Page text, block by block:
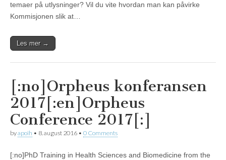
temaer på utlysninger? Vil du vite hvordan man kan påvirke
Kommisjonen slik at…
Les mer →
[:no]Orpheus konferansen
2017[:en]Orpheus
Conference 2017[:]
byapoih • 8. august 2016 • 0 Comments
[:no]PhD Training in Health Sciences and Biomedicine from the